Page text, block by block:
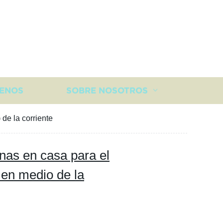
SOBRE NOSOTROS
de la corriente
en casa para el
medio de la